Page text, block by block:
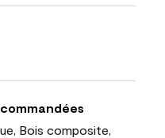
Bois composite,